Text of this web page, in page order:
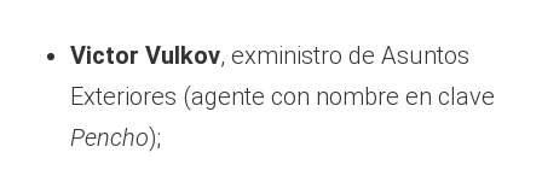
Victor Vulkov, exministro de Asuntos
Exteriores (agente con nombre en clave
Pencho);